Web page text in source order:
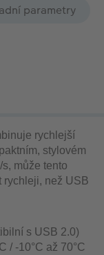
parametry
rychlejší
stylovém
může tento
rychleji, než USB
s USB 2.0)
/ -10°C až 70°C